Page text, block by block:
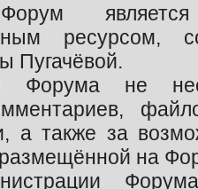
является
ресурсом,
Пугачёвой.
Форума не
а также за
размещённой на